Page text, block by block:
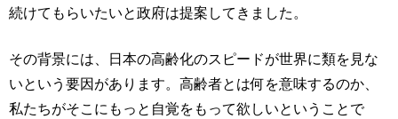
続けてもらいたいと政府は提案してきました。
その背景には、日本の高齢化のスピードが世界に類を見な
いという要因があります。高齢者とは何を意味するのか、
私たちがそこにもっと自覚をもって欲しいということで